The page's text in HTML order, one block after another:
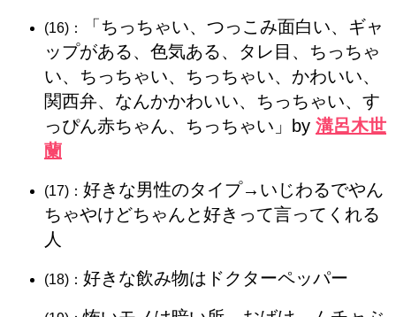
(16)：
「ちっちゃい、つっこみ面白い、ギャ
ップがある、色気ある、タレ目、ちっちゃ
い、ちっちゃい、ちっちゃい、かわいい、
関西弁、なんかかわいい、ちっちゃい、す
っぴん赤ちゃん、ちっちゃい」by 溝呂木世
蘭
(17)： 好きな男性のタイプ→ いじわるでやん
ちゃやけどちゃんと好きって言ってくれる
人
(18)： 好きな飲み物はドクターペッパー